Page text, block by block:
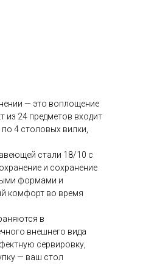
— это воплощение
из 24 предметов входит
4 столовых вилки,
стали 18/10 с
и сохранение
формами и
комфорт во время
в
внешнего вида
сервировку,
— ваш стол